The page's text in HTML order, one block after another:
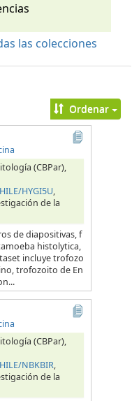
las colecciones
Ordenar
(CBPar),
HYGI5U,
de la
de diapositivas, f
histolytica,
incluye trofozo
trofozoito de En
(CBPar),
NBKBIR,
de la